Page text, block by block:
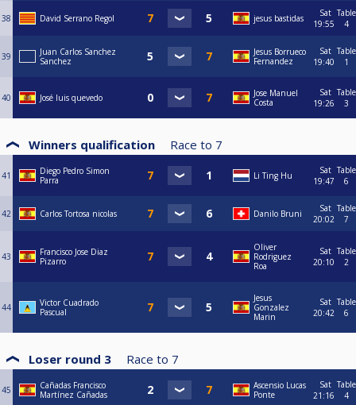
38 David Serrano Regol jesus bastidas
Sat
19:55
Table
4
39
Juan Carlos Sanchez
Sanchez
Jesus Borrueco
Fernandez
Sat
19:40
Table
1
40 José luis quevedo
Jose Manuel
Costa
Sat
19:26
Table
3
Winners qualification Race to 7
41
Diego Pedro Simon
Parra
Li Ting Hu
Sat
19:47
Table
6
42 Carlos Tortosa nicolas Danilo Bruni
Sat
20:02
Table
7
43
Francisco Jose Diaz
Pizarro
Oliver
Rodriguez
Roa
Sat
20:10
Table
2
44
Victor Cuadrado
Pascual
Jesus
Gonzalez
Marin
Sat
20:42
Table
6
Loser round 3 Race to 7
45
Cañadas Francisco
Martínez Cañadas
Ascensio Lucas
Ponte
Sat
21:16
Table
4